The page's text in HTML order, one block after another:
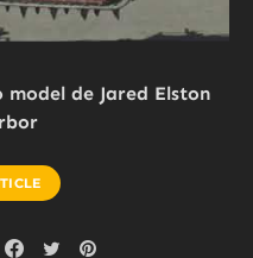
de Jared Elston